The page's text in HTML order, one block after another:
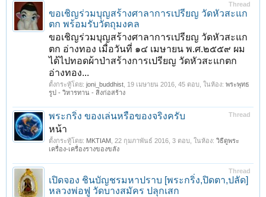
Thread
ขอเชิญร่วมบุญสร้างศาลาการเปรียญ วัดหัวสะแก
ตก พร้อมรับวัตถุมงคล
ขอเชิญร่วมบุญสร้างศาลาการเปรียญ วัดหัวสะแก
ตก อ่างทอง เมื่อวันที่ ๑๔ เมษายน พ.ศ.๒๕๕๙ ผม
ได้ไปทอดผ้าป่าสร้างการเปรียญ วัดหัวสะแกตก
อ่างทอง...
ตั้งกระทู้โดย: joni_buddhist 19 เมษายน 2016 , 45 ตอบ, ในห้อง: พระพุทธ
รูป - วิหารทาน - สิ่งก่อสร้าง
Thread
พระกริ่ง ของเล่นหรือของจริงครับ
หน้า
ตั้งกระทู้โดย: MKTIAM 22 กุมภาพันธ์ 2016 , 3 ตอบ, ในห้อง: วิธีดูพระ
เครื่อง-เครื่องรางของขลัง
Thread
เปิดจอง ชินบัญชรมหาปราบ [พระกริ่ง,ปิดตา,ปลัด]
หลวงพ่อฟู วัดบางสมัคร ปลุกเสก